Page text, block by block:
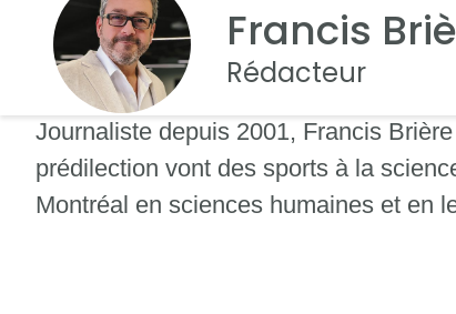
Francis
Rédacteur
Journaliste depuis 2001, Francis
prédilection vont des sports à la
Montréal en sciences humaines et en